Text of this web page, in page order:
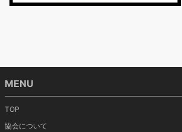
MENU
TOP
協会について